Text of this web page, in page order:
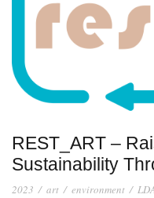
REST_ART –
Sustainability
2023 / art / environment /